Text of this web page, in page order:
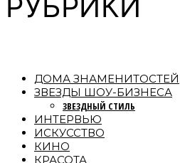
ДОМА ЗНАМЕНИТОСТЕЙ
ЗВЕЗДЫ ШОУ-БИЗНЕСА
ЗВЕЗДНЫЙ СТИЛЬ
ИНТЕРВЬЮ
ИСКУССТВО
КИНО
КРАСОТА